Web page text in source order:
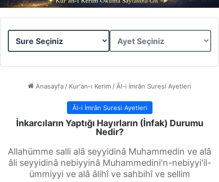
Sure
Ayet
Anasayfa / Kur'an-ı Kerim / Âl-i İmrân Suresi Ayetleri
Âl-i İmrân Suresi Ayetleri
İnkarcıların Yaptığı Hayırların (İnfak) Durumu
Nedir?
Allahümme salli alâ seyyidinâ Muhammedin ve alâ
âli seyyidinâ nebiyyinâ Muhammedini'n-nebiyyi'il-
ümmiyyi ve alâ âlihî ve sahbihî ve sellim